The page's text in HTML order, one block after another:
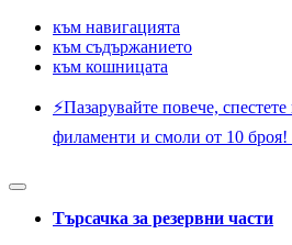
към навигацията
към съдържанието
към кошницата
⚡️Пазарувайте повече,
филаменти и смоли от 10 броя!
Търсачка за резервни части